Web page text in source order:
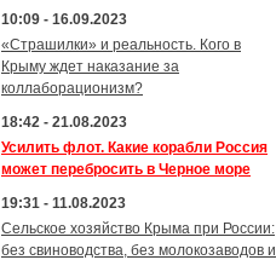
10:09 - 16.09.2023
«Страшилки» и реальность. Кого в
Крыму ждет наказание за
коллаборационизм?
18:42 - 21.08.2023
Усилить флот. Какие корабли Россия
может перебросить в Черное море
19:31 - 11.08.2023
Сельское хозяйство Крыма при России:
без свиноводства, без молокозаводов и